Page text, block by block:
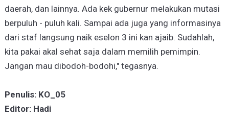
daerah, dan lainnya. Ada kek gubernur melakukan mutasi
berpuluh - puluh kali. Sampai ada juga yang informasinya
dari staf langsung naik eselon 3 ini kan ajaib. Sudahlah,
kita pakai akal sehat saja dalam memilih pemimpin.
Jangan mau dibodoh-bodohi," tegasnya.
Penulis: KO_05
Editor: Hadi